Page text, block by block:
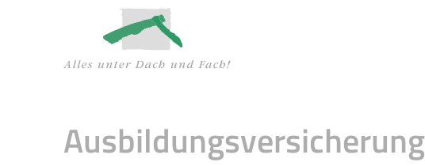
Aus­bil­dungs­ver­si­che­rung